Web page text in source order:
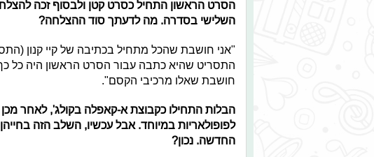
הסרט הראשון התחיל כסרט קטן ולבסוף זכה
השלישי בסדרה. מה לדעתך סוד ההצלחה?
"אני חושבת שהכל מתחיל בכתיבה של קיי קנון
התסריט שהיא כתבה עבור הסרט הראשון היה כל
חושבת שאלו מרכיבי הקסם".
הבלות התחילו כקבוצת א-קאפלה בקולג', לאחר מכן
לפופולאריות במיוחד. אבל עכשיו, השלב הזה
החדשה. נכון?